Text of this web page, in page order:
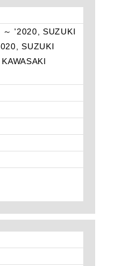
'2020, SUZUKI
SUZUKI